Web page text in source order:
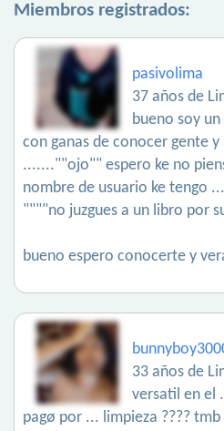
Miembros registrados:
pasivolima
37 años de
bueno soy
con ganas de conocer gente y
.......""ojo"" espero ke no
nombre de usuario ke tengo
""""no juzgues a un libro por
bueno espero conocerte y
33 años de
versatil en el
pagø por ... limpieza ????